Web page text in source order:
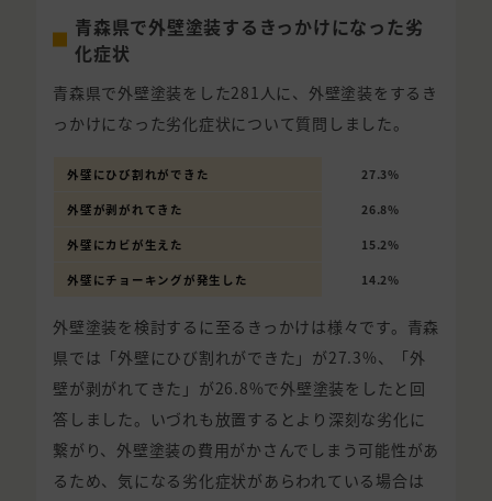
青森県で外壁塗装するきっかけになった劣
化症状
青森県で外壁塗装をした281人に、外壁塗装をするき
っかけになった劣化症状について質問しました。
外壁にひび割れができた 27.3%
外壁が剥がれてきた 26.8%
外壁にカビが生えた 15.2%
外壁にチョーキングが発生した 14.2%
外壁塗装を検討するに至るきっかけは様々です。青森
県では「外壁にひび割れができた」が27.3%、「外
壁が剥がれてきた」が26.8%で外壁塗装をしたと回
答しました。いづれも放置するとより深刻な劣化に
繋がり、外壁塗装の費用がかさんでしまう可能性があ
るため、気になる劣化症状があらわれている場合は